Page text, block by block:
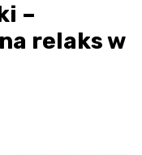
–
relaks w